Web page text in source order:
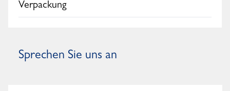
Verpackung
Sprechen Sie uns an